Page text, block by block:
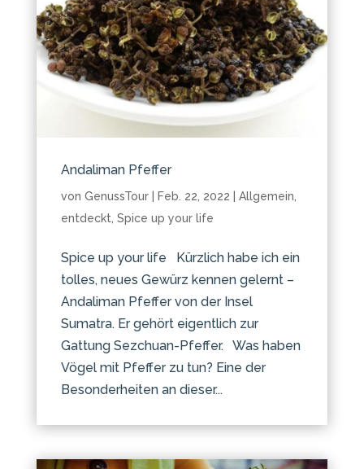
Andaliman Pfeffer
von GenussTour| Feb. 22, 2022 Allgemein
entdeckt Spice up your life
Spice up your life Kürzlich habe ich ein
tolles, neues Gewürz kennen gelernt –
Andaliman Pfeffer von der Insel
Sumatra. Er gehört eigentlich zur
Gattung Sezchuan-Pfeffer. Was haben
Vögel mit Pfeffer zu tun? Eine der
Besonderheiten an dieser...